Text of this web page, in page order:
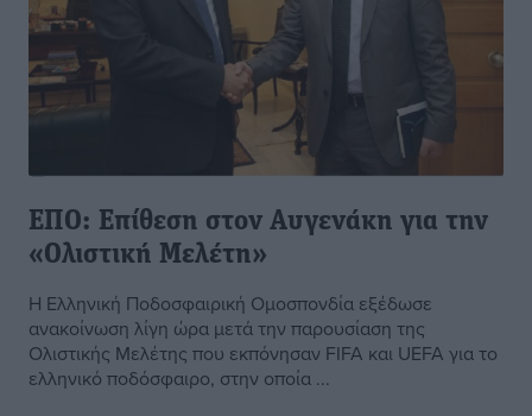
ΕΠΟ: Επίθεση στον Αυγενάκη για την
«Ολιστική Μελέτη»
Η Ελληνική Ποδοσφαιρική Ομοσπονδία εξέδωσε
ανακοίνωση λίγη ώρα μετά την παρουσίαση της
Ολιστικής Μελέτης που εκπόνησαν FIFA και UEFA για το
ελληνικό ποδόσφαιρο, στην οποία ...